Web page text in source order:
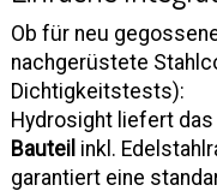
Ob für neu
nachgerüstete
Dichtigkeitstests):
Hydrosight liefert
Bauteil inkl.
garantiert eine